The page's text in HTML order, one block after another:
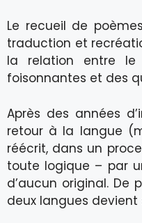
Le recueil de
traduction et
la relation entre le
foisonnantes et des
Après des années
retour à la langue
réécrit, dans un
toute logique – par
d’aucun original.
deux langues devient